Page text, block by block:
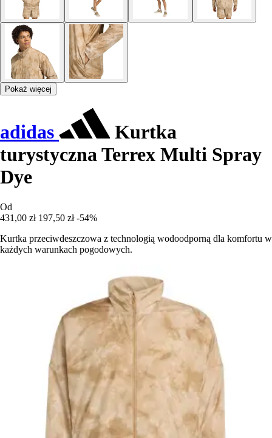
Pokaż więcej
adidas
Kurtka
turystyczna Terrex Multi Spray
Dye
Od
431,00 zł 197,50 zł -54%
Kurtka przeciwdeszczowa z technologią wodoodporną dla komfortu w
każdych warunkach pogodowych.